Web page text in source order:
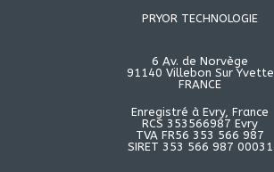
PRYOR TECHNOLOGIE
6 Av. de Norvège
91140 Villebon Sur Yvette
FRANCE
Enregistré à Evry, France
RCS 353566987 Evry
TVA FR56 353 566 987
SIRET 353 566 987 00031